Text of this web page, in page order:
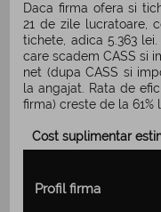
Daca firma ofera si
21 de zile lucratoare,
tichete, adica 5.363
care scadem CASS si
net (dupa CASS si
la angajat. Rata de
firma) creste de la 61%
Cost suplimentar
Profil firma